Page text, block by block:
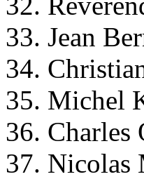
33. Jean
34.
35. Michel
36.
37. Nicolas